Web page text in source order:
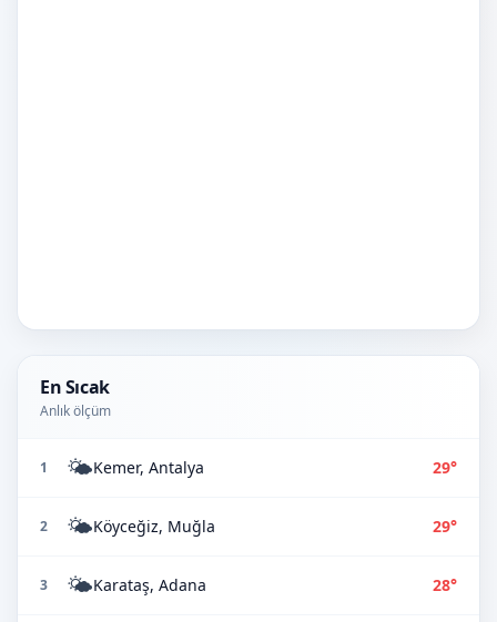
En Sıcak
Anlık ölçüm
1 🌤️Kemer, Antalya 29°
2 🌤️Köyceğiz, Muğla 29°
3 🌤️Karataş, Adana 28°